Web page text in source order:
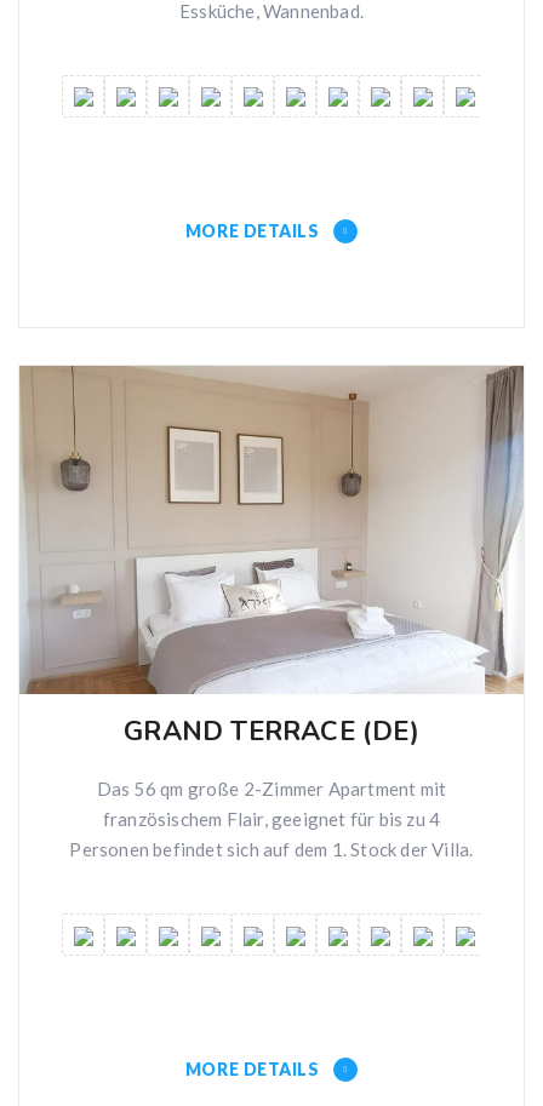
Essküche, Wannenbad.
MORE DETAILS
GRAND TERRACE (DE)
Das 56 qm große 2-Zimmer Apartment mit
französischem Flair, geeignet für bis zu 4
Personen befindet sich auf dem 1. Stock der Villa.
MORE DETAILS